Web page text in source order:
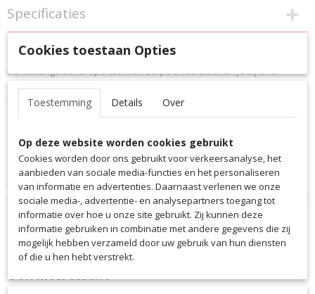
Specificaties
5049
EAN code
5049
Productcode leverancier
5049
Omschrijving
De kuitlange Saller sportsokken Stripe ondersteunen je bij elke
stap. Het scoort met een gladde teennaad voor een comfortabele
pasvorm.
– Set van 3
– Comfortabele polyester/katoenmix
– Kuitlange sokken
– Sportief gestreept design
– Voor dagelijks gebruik en sporten
Ook interessant
Cookies toestaan Opties
Toestemming Details Over
Op deze website worden cookies gebruikt
Cookies worden door ons gebruikt voor verkeersanalyse, het
aanbieden van sociale media-functies en het personaliseren
van informatie en advertenties. Daarnaast verlenen we onze
sociale media-, advertentie- en analysepartners toegang tot
informatie over hoe u onze site gebruikt. Zij kunnen deze
informatie gebruiken in combinatie met andere gegevens die zij
mogelijk hebben verzameld door uw gebruik van hun diensten
of die u hen hebt verstrekt.